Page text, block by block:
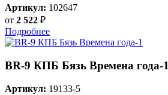
Артикул: 102647
от 2 522 ₽
Подробнее
BR-9 КПБ Бязь Времена года-1
Артикул: 19133-5